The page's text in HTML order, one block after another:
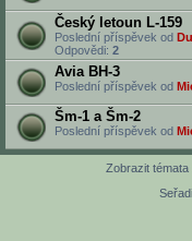
Český letoun L-159
Poslední příspěvek od
Odpovědi: 2
Avia BH-3
Poslední příspěvek od
Šm-1 a Šm-2
Poslední příspěvek od
Zobrazit